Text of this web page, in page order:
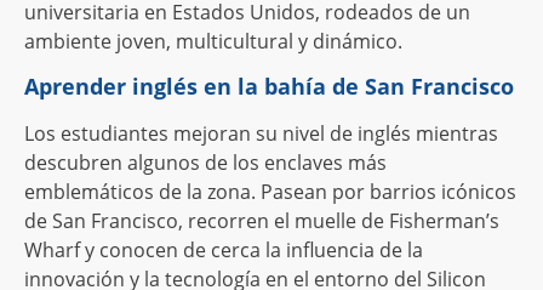
universitaria en Estados Unidos, rodeados de un
ambiente joven, multicultural y dinámico.
Aprender inglés en la bahía de San Francisco
Los estudiantes mejoran su nivel de inglés mientras
descubren algunos de los enclaves más
emblemáticos de la zona. Pasean por barrios icónicos
de San Francisco, recorren el muelle de Fisherman’s
Wharf y conocen de cerca la influencia de la
innovación y la tecnología en el entorno del Silicon